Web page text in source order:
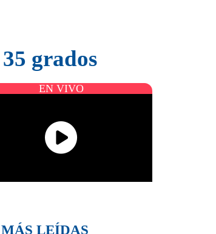
grados
EN VIVO
LEÍDAS